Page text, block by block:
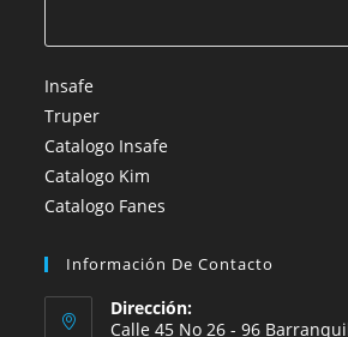
Insafe
Truper
Catalogo Insafe
Catalogo Kim
Catalogo Fanes
Información De Contacto
Dirección:
Calle 45 No 26 - 96